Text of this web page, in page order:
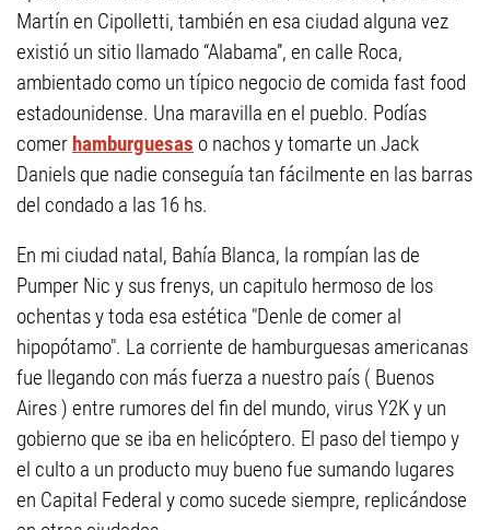
Martín en Cipolletti, también en esa ciudad alguna vez
existió un sitio llamado “Alabama”, en calle Roca,
ambientado como un típico negocio de comida fast food
estadounidense. Una maravilla en el pueblo. Podías
comer hamburguesas o nachos y tomarte un Jack
Daniels que nadie conseguía tan fácilmente en las barras
del condado a las 16 hs.
En mi ciudad natal, Bahía Blanca, la rompían las de
Pumper Nic y sus frenys, un capitulo hermoso de los
ochentas y toda esa estética "Denle de comer al
hipopótamo". La corriente de hamburguesas americanas
fue llegando con más fuerza a nuestro país ( Buenos
Aires ) entre rumores del fin del mundo, virus Y2K y un
gobierno que se iba en helicóptero. El paso del tiempo y
el culto a un producto muy bueno fue sumando lugares
en Capital Federal y como sucede siempre, replicándose